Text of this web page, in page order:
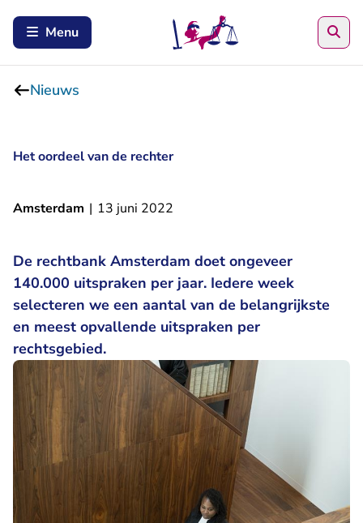
Menu
Nieuws
Het oordeel van de rechter
Amsterdam | 13 juni 2022
De rechtbank Amsterdam doet ongeveer
140.000 uitspraken per jaar. Iedere week
selecteren we een aantal van de belangrijkste
en meest opvallende uitspraken per
rechtsgebied.